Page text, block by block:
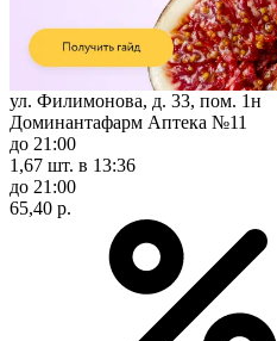
ул. Филимонова, д. 33, пом. 1н
Доминантафарм Аптека №11
до 21:00
1,67 шт. в 13:36
до 21:00
65,40 р.